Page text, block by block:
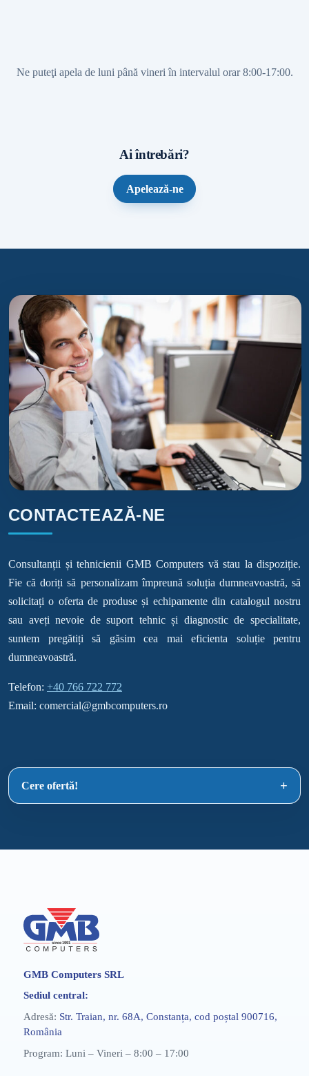
Ne puteţi apela de luni până vineri în intervalul orar 8:00-17:00.
Ai întrebări?
Apelează-ne
CONTACTEAZĂ-NE
Consultanții și tehnicienii GMB Computers vă stau la dispoziție.
Fie că doriți să personalizam împreună soluția dumneavoastră, să
solicitați o oferta de produse și echipamente din catalogul nostru
sau aveți nevoie de suport tehnic și diagnostic de specialitate,
suntem pregătiți să găsim cea mai eficienta soluție pentru
dumneavoastră.
Telefon: +40 766 722 772
Email: comercial@gmbcomputers.ro
Cere ofertă!
GMB Computers SRL
Sediul central:
Adresă: Str. Traian, nr. 68A, Constanța, cod poștal 900716,
România
Program: Luni – Vineri – 8:00 – 17:00